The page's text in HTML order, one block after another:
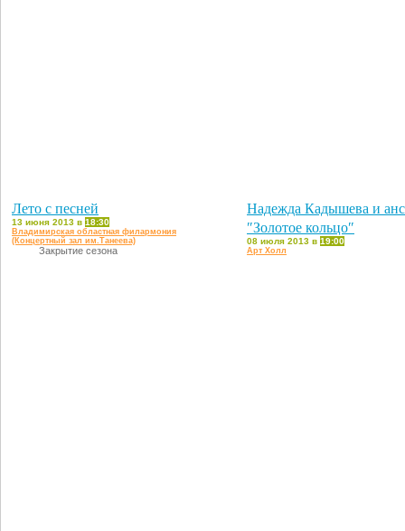
Лето с песней
13 июня 2013 в 18:30
Владимирская областная филармония
(Концертный зал им.Танеева)
Закрытие сезона
Надежда Кадышева и
″Золотое кольцо″
08 июля 2013 в 19:00
Арт Холл